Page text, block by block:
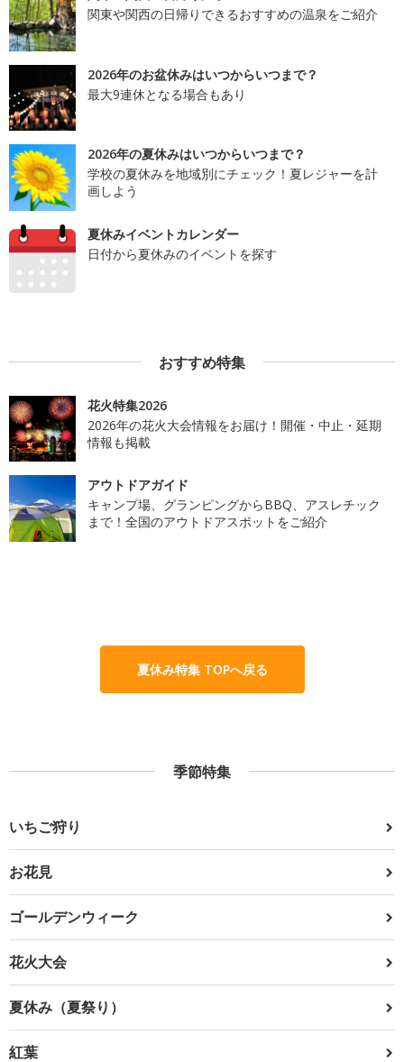
関東や関西の日帰りできるおすすめの温泉をご紹介
2026年のお盆休みはいつからいつまで？
最大9連休となる場合もあり
2026年の夏休みはいつからいつまで？
学校の夏休みを地域別にチェック！夏レジャーを計
画しよう
夏休みイベントカレンダー
日付から夏休みのイベントを探す
おすすめ特集
花火特集2026
2026年の花火大会情報をお届け！開催・中止・延期
情報も掲載
アウトドアガイド
キャンプ場、グランピングからBBQ、アスレチック
まで！全国のアウトドアスポットをご紹介
夏休み特集 TOPへ戻る
季節特集
いちご狩り
お花見
ゴールデンウィーク
花火大会
夏休み（夏祭り）
紅葉